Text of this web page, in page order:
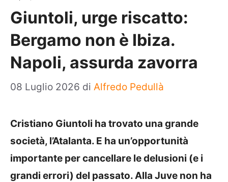
Giuntoli, urge riscatto:
Bergamo non è Ibiza.
Napoli, assurda zavorra
08 Luglio 2026 di Alfredo Pedullà
Cristiano Giuntoli ha trovato una grande
società, l’Atalanta. E ha un’opportunità
importante per cancellare le delusioni (e i
grandi errori) del passato. Alla Juve non ha